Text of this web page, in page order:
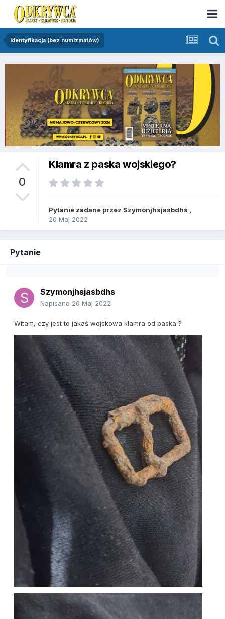
Identyfikacja (bez numizmatów)
0
Klamra z paska wojskiego?
Pytanie zadane przez Szymonjhsjasbdhs
20 Maj 2022
Pytanie
Szymonjhsjasbdhs
Napisano 20 Maj 2022
Witam, czy jest to jakaś wojskowa klamra od paska ?